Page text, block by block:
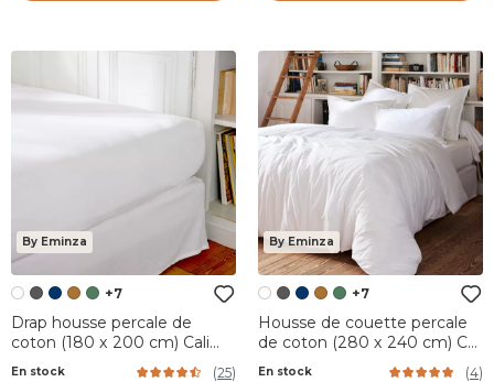
By Eminza
+7
Drap housse percale de
coton (180 x 200 cm) Cali
En stock (25)
By Eminza
+7
Housse de couette percale
de coton (280 x 240 cm) Cali
En stock (4)